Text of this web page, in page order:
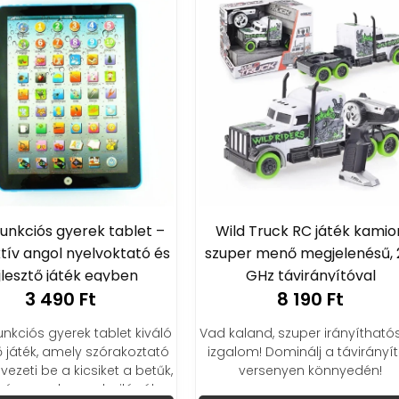
Truck RC játék kamion
menő megjelenésű, 2.4
GHz távirányítóval
8 190 Ft
szuper irányíthatóság,
Dominálj a távirányítós
versenyen könnyedén!
Buborékfújó kard 45
1 290 Ft
Fedezd fel a varázslatos
használható,
meseszerű
varázsolja el a